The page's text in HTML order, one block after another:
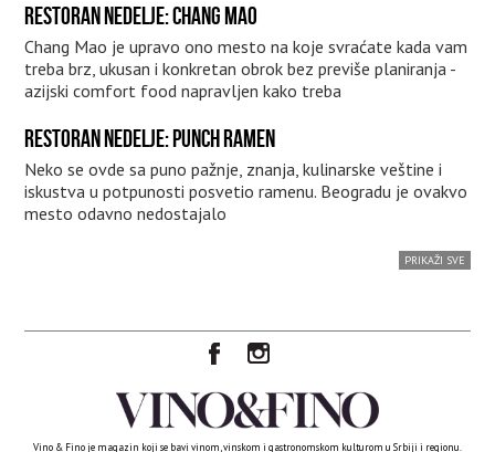
RESTORAN NEDELJE: CHANG MAO
Chang Mao je upravo ono mesto na koje svraćate kada vam
treba brz, ukusan i konkretan obrok bez previše planiranja -
azijski comfort food napravljen kako treba
RESTORAN NEDELJE: PUNCH RAMEN
Neko se ovde sa puno pažnje, znanja, kulinarske veštine i
iskustva u potpunosti posvetio ramenu. Beogradu je ovakvo
mesto odavno nedostajalo
PRIKAŽI SVE
Vino & Fino je magazin koji se bavi vinom, vinskom i gastronomskom kulturom u Srbiji i regionu.